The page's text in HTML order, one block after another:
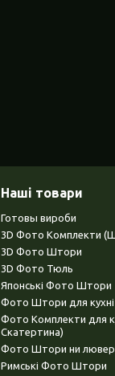
Наші товари
Готовы вироби
3D Фото Комплекти
3D Фото Штори
3D Фото Тюль
Японські Фото Штори
Фото Штори для кухні
Фото Комплекти для
Скатертина)
Фото Штори ни
Римські Фото Штори